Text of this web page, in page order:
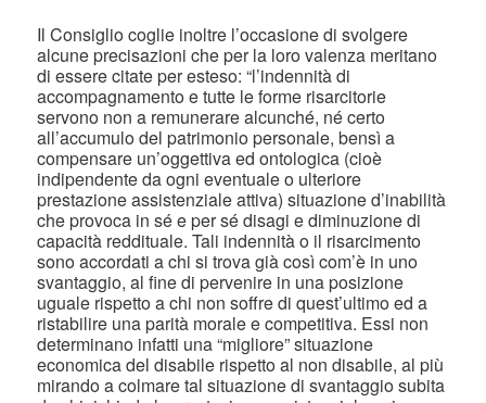
Il Consiglio coglie inoltre l’occasione di svolgere
alcune precisazioni che per la loro valenza meritano
di essere citate per esteso: “l’indennità di
accompagnamento e tutte le forme risarcitorie
servono non a remunerare alcunché, né certo
all’accumulo del patrimonio personale, bensì a
compensare un’oggettiva ed ontologica (cioè
indipendente da ogni eventuale o ulteriore
prestazione assistenziale attiva) situazione d’inabilità
che provoca in sé e per sé disagi e diminuzione di
capacità reddituale. Tali indennità o il risarcimento
sono accordati a chi si trova già così com’è in uno
svantaggio, al fine di pervenire in una posizione
uguale rispetto a chi non soffre di quest’ultimo ed a
ristabilire una parità morale e competitiva. Essi non
determinano infatti una “migliore” situazione
economica del disabile rispetto al non disabile, al più
mirando a colmare tal situazione di svantaggio subita